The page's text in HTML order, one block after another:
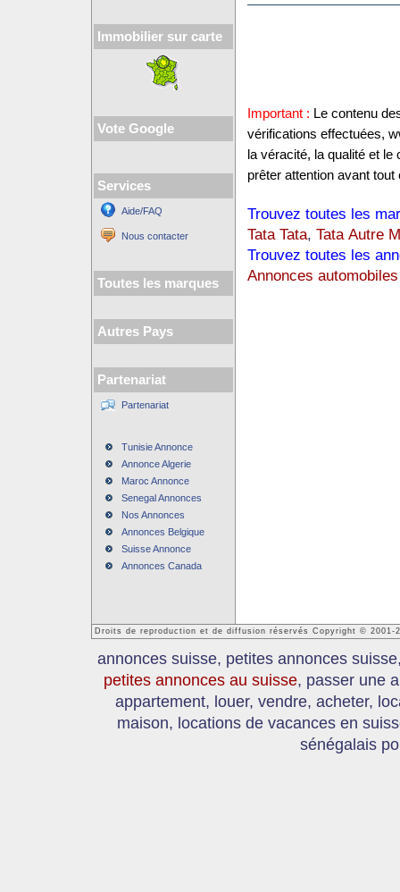
Immobilier sur carte
Vote Google
Services
Aide/FAQ
Nous contacter
Toutes les marques
Autres Pays
Partenariat
Partenariat
Tunisie Annonce
Annonce Algerie
Maroc Annonce
Senegal Annonces
Nos Annonces
Annonces Belgique
Suisse Annonce
Annonces Canada
Important : Le contenu
vérifications effectuées,
la véracité, la qualité et
prêter attention avant tout
Trouvez toutes les
Tata Tata, Tata Autre
Trouvez toutes les
Annonces
Droits de reproduction et de diffusion réservés Copyright © 2001-
annonces suisse, petites annonces
petites annonces au suisse, passer une
appartement, louer, vendre, acheter,
maison, locations de vacances en
sénégalais